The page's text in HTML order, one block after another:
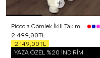
Piccola Gömlek İkili Takım Siyah
2.499,00TL
2.149,00TL
YAZA ÖZEL %20 İNDİRİM